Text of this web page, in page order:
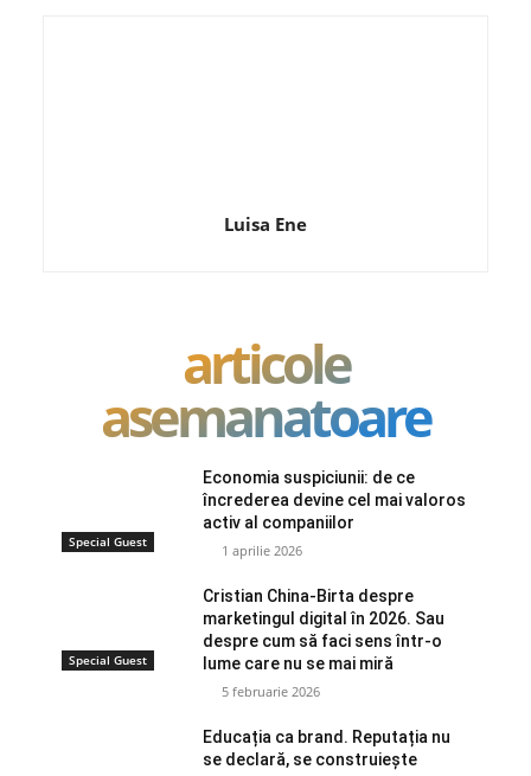
Luisa Ene
articole
asemanatoare
Special Guest
Economia suspiciunii: de ce
încrederea devine cel mai valoros
activ al companiilor
1 aprilie 2026
Special Guest
Cristian China-Birta despre
marketingul digital în 2026. Sau
despre cum să faci sens într-o
lume care nu se mai miră
5 februarie 2026
Educația ca brand. Reputația nu
se declară, se construiește